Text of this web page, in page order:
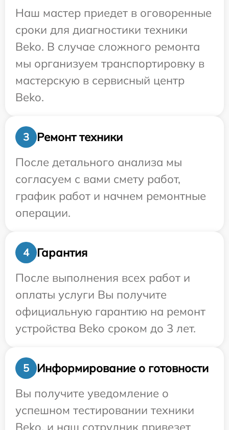
Наш мастер приедет в оговоренные
сроки для диагностики техники
Beko. В случае сложного ремонта
мы организуем транспортировку в
мастерскую в сервисный центр
Beko.
3
Ремонт техники
После детального анализа мы
согласуем с вами смету работ,
график работ и начнем ремонтные
операции.
4
Гарантия
После выполнения всех работ и
оплаты услуги Вы получите
официальную гарантию на ремонт
устройства Beko сроком до 3 лет.
5
Информирование о готовности
Вы получите уведомление о
успешном тестировании техники
Beko, и наш сотрудник привезет